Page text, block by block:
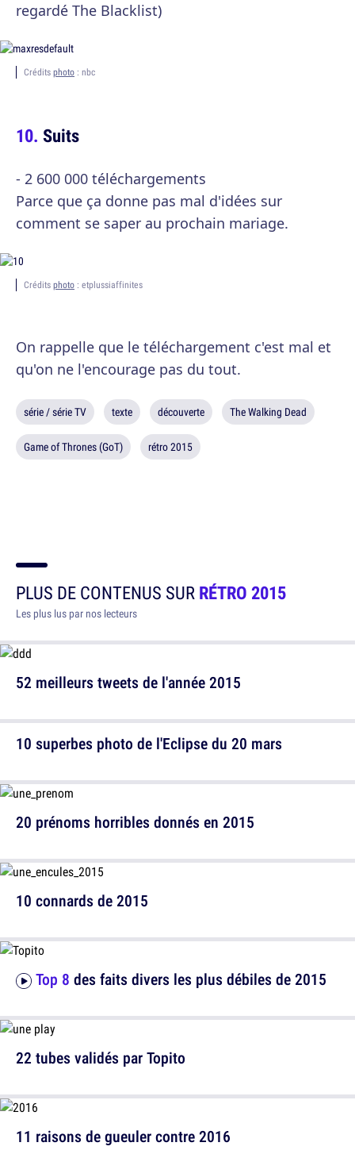
regardé The Blacklist)
Crédits photo : nbc
Suits
- 2 600 000 téléchargements
Parce que ça donne pas mal d'idées sur
comment se saper au prochain mariage.
Crédits photo : etplussiaffinites
On rappelle que le téléchargement c'est mal et
qu'on ne l'encourage pas du tout.
série / série TV texte découverte The Walking Dead
Game of Thrones (GoT) rétro 2015
PLUS DE CONTENUS SURRÉTRO 2015
Les plus lus par nos lecteurs
52 meilleurs tweets de l'année 2015
20 prénoms horribles donnés en 2015
Top 8 des faits divers les plus débiles de 2015
11 raisons de gueuler contre 2016
10 superbes photo de l'Eclipse du 20 mars
10 connards de 2015
22 tubes validés par Topito